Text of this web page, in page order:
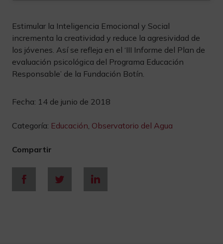
Estimular la Inteligencia Emocional y Social
incrementa la creatividad y reduce la agresividad de
los jóvenes. Así se refleja en el ‘III Informe del Plan de
evaluación psicológica del Programa Educación
Responsable’ de la Fundación Botín.
Fecha: 14 de junio de 2018
Categoría: Educación, Observatorio del Agua
Compartir